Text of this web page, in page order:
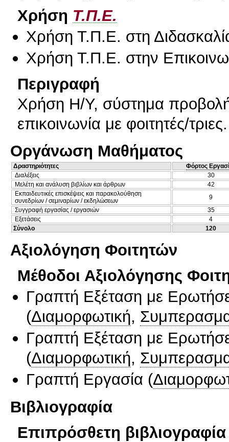
Χρήση Τ.Π.Ε.
Χρήση Τ.Π.Ε. στη
Χρήση Τ.Π.Ε. στην
Περιγραφή
Χρήση Η/Υ, σύστημα
επικοινωνία με φοιτητές/τριες.
Οργάνωση Μαθήματος
Δραστηριότητες
Φόρτος
Διαλέξεις
30
Μελέτη και ανάλυση βιβλίων και άρθρων
42
Εκπαιδευτικές επισκέψεις και παρακολούθηση
συνεδρίων / σεμιναρίων / εκδηλώσεων
9
Συγγραφή εργασίας / εργασιών
35
Εξετάσεις
4
Σύνολο
120
Αξιολόγηση Φοιτητών
Μέθοδοι Αξιολόγησης
Γραπτή Εξέταση με
(Διαμορφωτική,
Γραπτή Εξέταση με
(Διαμορφωτική,
Γραπτή Εργασία (
Βιβλιογραφία
Επιπρόσθετη βιβλιογραφία